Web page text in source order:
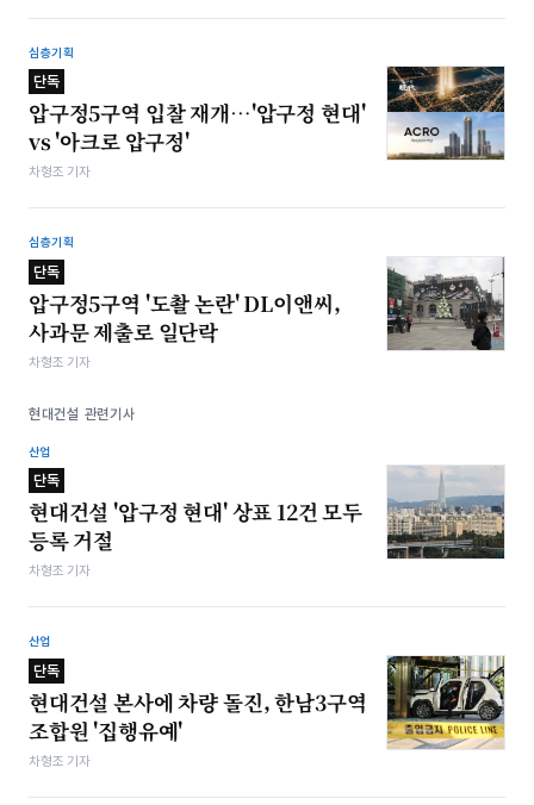
심층기획
단독
압구정5구역 입찰 재개…'압구정 현대'
vs '아크로 압구정'
차형조 기자
심층기획
단독
압구정5구역 '도촬 논란' DL이앤씨,
사과문 제출로 일단락
차형조 기자
현대건설 관련기사
산업
단독
현대건설 '압구정 현대' 상표 12건 모두
등록 거절
차형조 기자
산업
단독
현대건설 본사에 차량 돌진, 한남3구역
조합원 '집행유예'
차형조 기자